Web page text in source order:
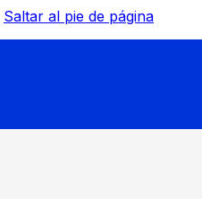
Saltar al pie de página